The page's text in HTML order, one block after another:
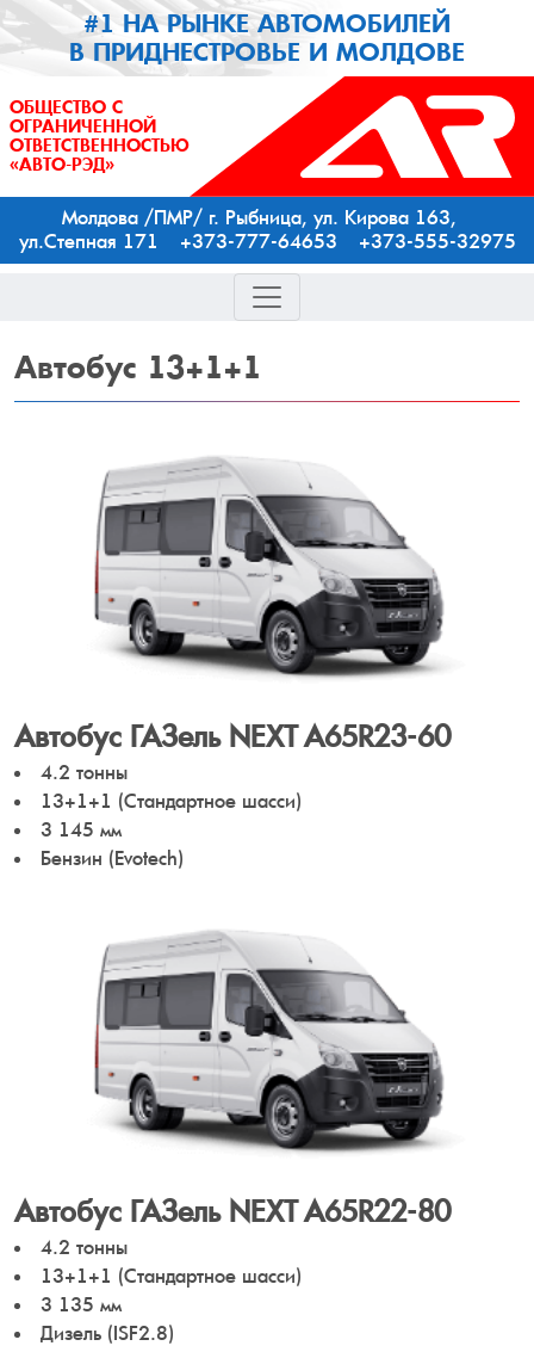
#1 НА РЫНКЕ АВТОМОБИЛЕЙ
В ПРИДНЕСТРОВЬЕ И МОЛДОВЕ
ОБЩЕСТВО С
ОГРАНИЧЕННОЙ
ОТВЕТСТВЕННОСТЬЮ
«АВТО-РЭД»
Молдова /ПМР/ г. Рыбница, ул. Кирова 163,
ул.Степная 171 +373-777-64653 +373-555-32975
Автобус 13+1+1
Автобус ГАЗель NEXT A65R23-60
4.2 тонны
13+1+1 (Стандартное шасси)
3 145 мм
Бензин (Evotech)
Автобус ГАЗель NEXT A65R22-80
4.2 тонны
13+1+1 (Стандартное шасси)
3 135 мм
Дизель (ISF2.8)